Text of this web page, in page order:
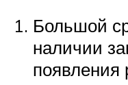
Большой
наличии
появления